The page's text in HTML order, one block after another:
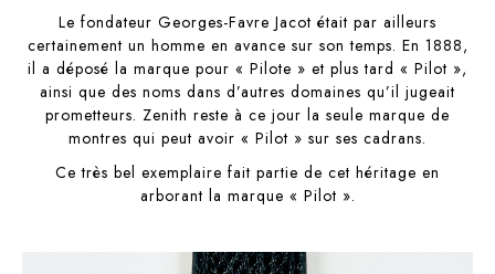
Le fondateur Georges-Favre Jacot était par ailleurs
certainement un homme en avance sur son temps. En 1888,
il a déposé la marque pour « Pilote » et plus tard « Pilot »,
ainsi que des noms dans d’autres domaines qu’il jugeait
prometteurs. Zenith reste à ce jour la seule marque de
montres qui peut avoir « Pilot » sur ses cadrans.
Ce très bel exemplaire fait partie de cet héritage en
arborant la marque « Pilot ».